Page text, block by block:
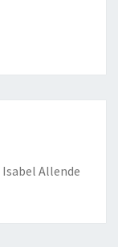
Isabel Allende